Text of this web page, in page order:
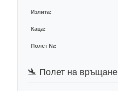
Излита:
Каца:
Полет №:
🛬 Полет на връщане